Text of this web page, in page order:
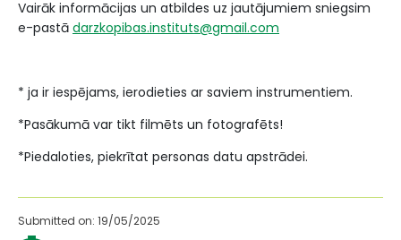
Vairāk informācijas un atbildes uz jautājumiem sniegsim
e-pastā darzkopibas.instituts@gmail.com
* ja ir iespējams, ierodieties ar saviem instrumentiem.
*Pasākumā var tikt filmēts un fotografēts!
*Piedaloties, piekrītat personas datu apstrādei.
Submitted on: 19/05/2025